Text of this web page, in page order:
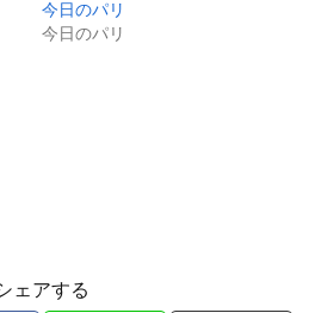
今日のパリ
今日のパリ
ェアする